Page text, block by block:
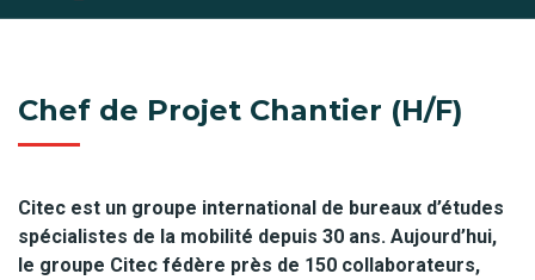
Chef de Projet Chantier (H/F)
Citec est un groupe international de bureaux d’études
spécialistes de la mobilité depuis 30 ans. Aujourd’hui,
le groupe Citec fédère près de 150 collaborateurs,